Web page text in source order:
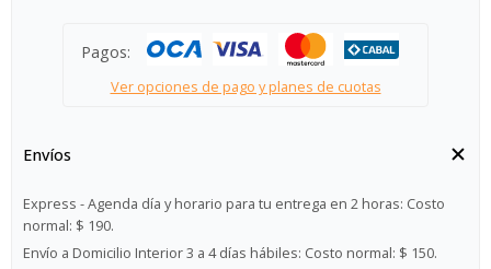
Pagos:
Ver opciones de pago y planes de cuotas
Envíos
Express - Agenda día y horario para tu entrega en 2 horas: Costo
normal: $ 190.
Envío a Domicilio Interior 3 a 4 días hábiles: Costo normal: $ 150.